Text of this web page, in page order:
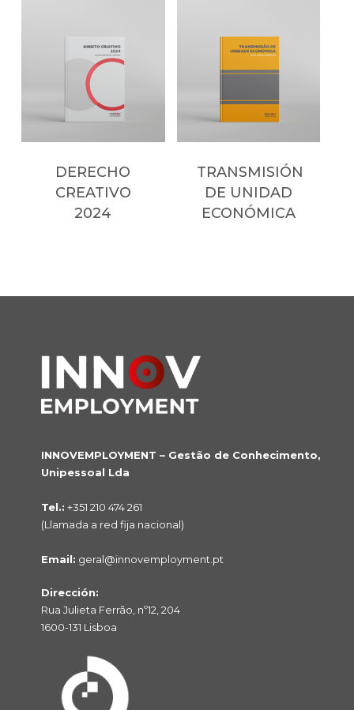
DERECHO
CREATIVO
2024
TRANSMISIÓN
DE UNIDAD
ECONÓMICA
INNOVEMPLOYMENT – Gestão de Conhecimento,
Unipessoal Lda
Tel.: +351 210 474 261
(Llamada a red fija nacional)
Email: geral@innovemployment.pt
Dirección:
Rua Julieta Ferrão, nº12, 204
1600-131 Lisboa